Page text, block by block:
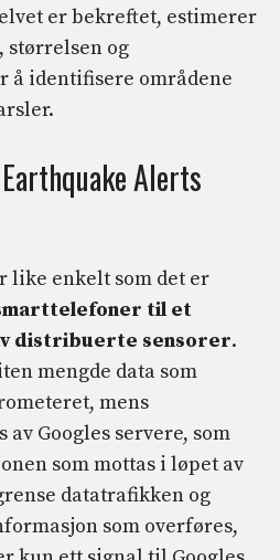
er bekreftet, estimerer
størrelsen og
å identifisere områdene
Alerts
like enkelt som det er
til et
distribuerte sensorer.
mengde data som
mens
Googles servere, som
som mottas i løpet av
datatrafikken og
som overføres,